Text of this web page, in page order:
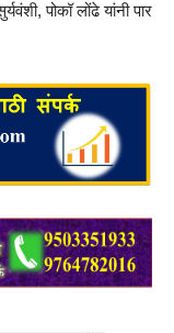
पोकॉ लोंढे यांनी पार